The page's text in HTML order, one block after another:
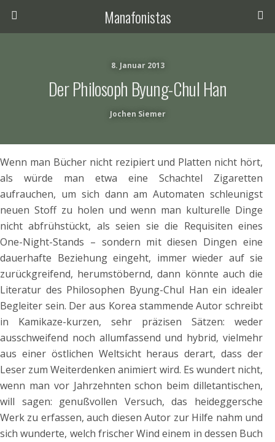
Manafonistas
8. Januar 2013
Der Philosoph Byung-Chul Han
Jochen Siemer
Wenn man Bücher nicht rezipiert und Platten nicht hört,
als würde man etwa eine Schachtel Zigaretten
aufrauchen, um sich dann am Automaten schleunigst
neuen Stoff zu holen und wenn man kulturelle Dinge
nicht abfrühstückt, als seien sie die Requisiten eines
One-Night-Stands – sondern mit diesen Dingen eine
dauerhafte Beziehung eingeht, immer wieder auf sie
zurückgreifend, herumstöbernd, dann könnte auch die
Literatur des Philosophen Byung-Chul Han ein idealer
Begleiter sein. Der aus Korea stammende Autor schreibt
in Kamikaze-kurzen, sehr präzisen Sätzen: weder
ausschweifend noch allumfassend und hybrid, vielmehr
aus einer östlichen Weltsicht heraus derart, dass der
Leser zum Weiterdenken animiert wird. Es wundert nicht,
wenn man vor Jahrzehnten schon beim dilletantischen,
will sagen: genußvollen Versuch, das heideggersche
Werk zu erfassen, auch diesen Autor zur Hilfe nahm und
sich wunderte, welch frischer Wind einem in dessen Buch